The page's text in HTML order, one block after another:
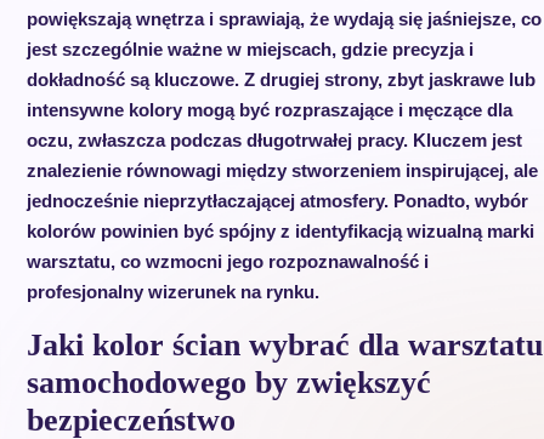
powiększają wnętrza i sprawiają, że wydają się jaśniejsze, co
jest szczególnie ważne w miejscach, gdzie precyzja i
dokładność są kluczowe. Z drugiej strony, zbyt jaskrawe lub
intensywne kolory mogą być rozpraszające i męczące dla
oczu, zwłaszcza podczas długotrwałej pracy. Kluczem jest
znalezienie równowagi między stworzeniem inspirującej, ale
jednocześnie nieprzytłaczającej atmosfery. Ponadto, wybór
kolorów powinien być spójny z identyfikacją wizualną marki
warsztatu, co wzmocni jego rozpoznawalność i
profesjonalny wizerunek na rynku.
Jaki kolor ścian wybrać dla warsztatu
samochodowego by zwiększyć
bezpieczeństwo